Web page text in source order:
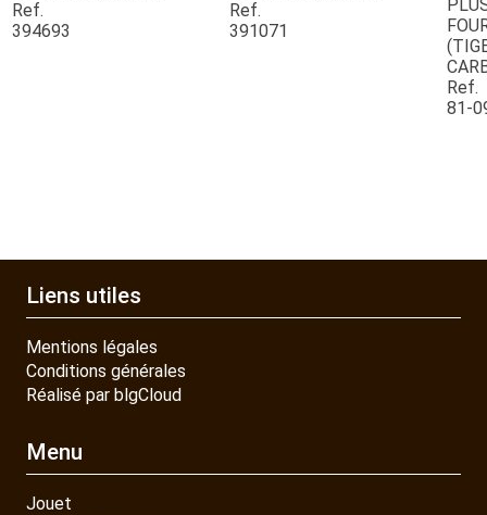
PIECES DETACHEES
Ref.
394693
Ref.
391071
Ref.
81-
Liens utiles
Mentions légales
Conditions générales
Réalisé par blgCloud
Menu
Jouet